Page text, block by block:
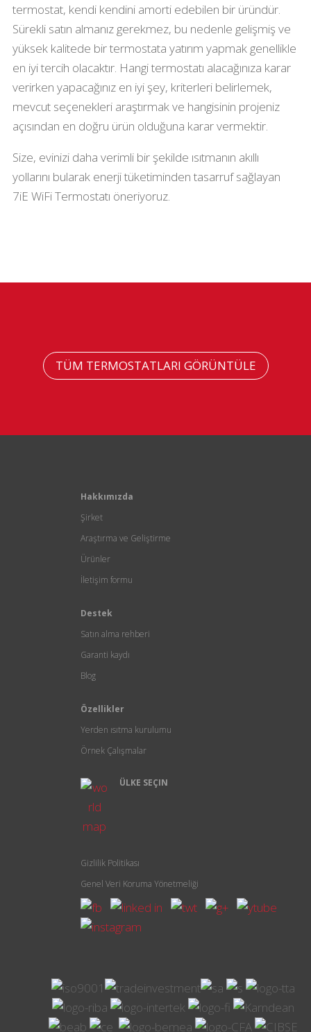
termostat, kendi kendini amorti edebilen bir üründür.
Sürekli satın almanız gerekmez, bu nedenle gelişmiş ve
yüksek kalitede bir termostata yatırım yapmak genellikle
en iyi tercih olacaktır. Hangi termostatı alacağınıza karar
verirken yapacağınız en iyi şey, kriterleri belirlemek,
mevcut seçenekleri araştırmak ve hangisinin projeniz
açısından en doğru ürün olduğuna karar vermektir.
Size, evinizi daha verimli bir şekilde ısıtmanın akıllı
yollarını bularak enerji tüketiminden tasarruf sağlayan
7iE WiFi Termostatı öneriyoruz.
TÜM TERMOSTATLARI GÖRÜNTÜLE
Hakkımızda
Şirket
Araştırma ve Geliştirme
Ürünler
İletişim formu
Destek
Satın alma rehberi
Garanti kaydı
Blog
Özellikler
Yerden ısıtma kurulumu
Örnek Çalışmalar
ÜLKE SEÇIN
Gizlilik Politikası
Genel Veri Koruma Yönetmeliği